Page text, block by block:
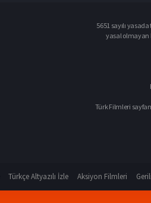
5651 sayılı
yasal olmayan
Türk Filmleri
Türkçe Altyazılı İzle Aksiyon Filmleri